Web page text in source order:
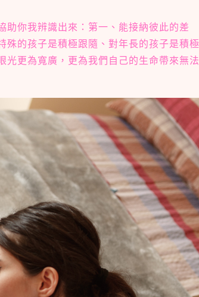
助你我辨識出來：第一、能接納彼此的差
殊的孩子是積極跟隨、對年長的孩子是積極
更為寬廣，更為我們自己的生命帶來無法